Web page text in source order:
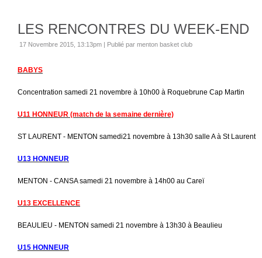
LES RENCONTRES DU WEEK-END
17 Novembre 2015, 13:13pm | Publié par menton basket club
BABYS
Concentration samedi 21 novembre à 10h00 à Roquebrune Cap Martin
U11 HONNEUR (match de la semaine dernière)
ST LAURENT - MENTON samedi21 novembre à 13h30 salle A à St Laurent
U13 HONNEUR
MENTON - CANSA samedi 21 novembre à 14h00 au Careï
U13 EXCELLENCE
BEAULIEU - MENTON samedi 21 novembre à 13h30 à Beaulieu
U15 HONNEUR